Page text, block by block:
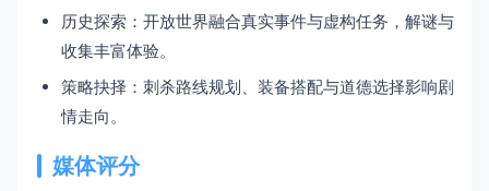
历史探索：开放世界融合真实事件与虚构任务，解谜与
收集丰富体验。
策略抉择：刺杀路线规划、装备搭配与道德选择影响剧
情走向。
媒体评分